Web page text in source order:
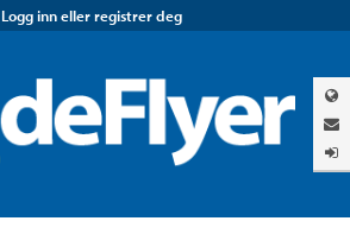
Logg inn eller registrer deg